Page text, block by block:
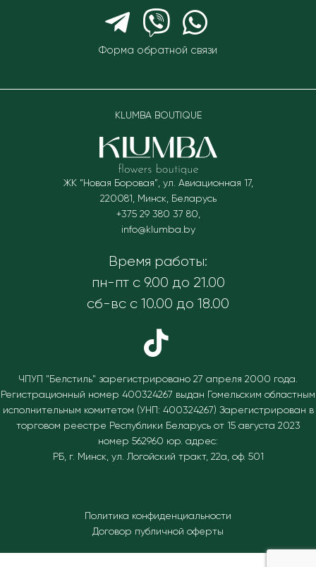
Форма обратной связи
KLUMBA BOUTIQUE
ЖК “Новая Боровая”, ул. Авиационная 17,
220081 Минск, Беларусь
+375 29 380 37 80
info@klumba.by
Время работы:
пн-пт с 9.00 до 21.00
сб-вс с 10.00 до 18.00
ЧПУП "Белстиль" зарегистрировано 27 апреля 2000 года.
Регистрационный номер 400324267 выдан Гомельским областным
исполнительным комитетом (УНП: 400324267) Зарегистрирован в
торговом реестре Республики Беларусь от 15 августа 2023
номер 562960 юр. адрес:
РБ, г. Минск, ул. Логойский тракт, 22а, оф. 501
Политика конфиденциальности
Договор публичной оферты